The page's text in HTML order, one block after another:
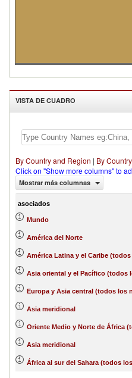
VISTA DE CUADRO
By Country and Region | By Country
Click on "Show more columns" to
Mostrar más columnas
asociados
Mundo
América del Norte
América Latina y el Caribe
Asia oriental y el Pacífico (todos
Europa y Asia central (todos los
Asia meridional
Oriente Medio y Norte de África
Asia meridional
África al sur del Sahara (todos